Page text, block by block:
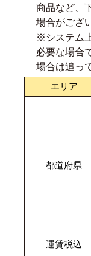
商品など、
場合がござ
※システム
必要な場合
場合は追っ
エリア
都道府県
運賃税込